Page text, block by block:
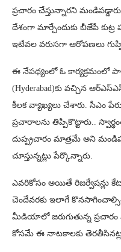
ప్రచారం చేస్తున్నారని
దేశంగా మార్చేందుకు బీజేపీ కుట్ర
ఇటీవల వరుసగా ఆరోపణలు
ఈ నేపథ్యంలో ఓ కార్యక్రమంలో
(Hyderabad)కు వచ్చిన
కీలక వ్యాఖ్యలు చేశారు. సీఎం
ప్రచారాలను తిప్పికొట్టారు..
దుష్ప్రచారం మాత్రమే అని
చూస్తున్నట్లు పేర్కొన్నారు.
ఎవరికోసం అయితే రిజర్వేషన్లు
చెందేవరకు ఇలాగే
మీడియాలో జరుగుతున్న ప్రచారం
కోసమే ఈ నాటకాలకు